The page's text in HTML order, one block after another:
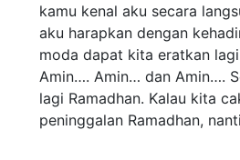
kamu kenal aku secara
aku harapkan dengan
moda dapat kita eratkan
Amin…. Amin… dan Amin….
lagi Ramadhan. Kalau kita
peninggalan Ramadhan,